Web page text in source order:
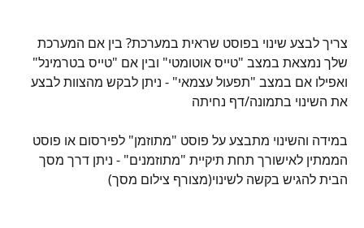
צריך לבצע שינוי בפוסט שראית במערכת? בין אם המערכת
שלך נמצאת במצב "טייס אוטומטי" ובין אם "טייס בטרמינל"
ואפילו אם במצב "תפעול עצמאי" - ניתן לבקש מהצוות לבצע
את השינוי בתמונה/דף נחיתה
במידה והשינוי מתבצע על פוסט "מתוזמן" לפירסום או פוסט
הממתין לאישורך תחת תיקיית "מתוזמנים" - ניתן דרך מסך
הבית להגיש בקשה לשינוי(מצורף צילום מסך)